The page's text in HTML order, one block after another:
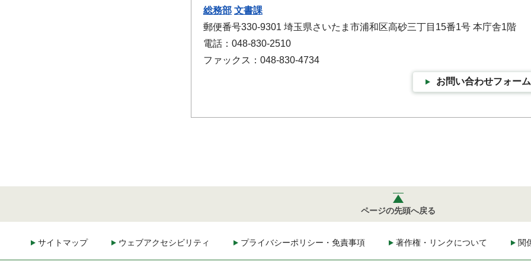
総務部 文書課
郵便番号330-9301 埼玉県さいたま市浦和区高砂三丁目15番1号 本庁舎1階
電話：048-830-2510
ファックス：048-830-4734
お問い合わせフォーム
ページの先頭へ戻る
サイトマップ ウェブアクセシビリティ プライバシーポリシー・免責事項 著作権・リンクについて 関